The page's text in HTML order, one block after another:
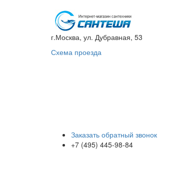
г.Москва, ул. Дубравная, 53
Схема проезда
Заказать обратный звонок
+7 (495) 445-98-84